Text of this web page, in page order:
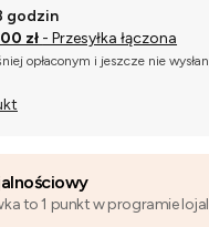
godzin
zł - Przesyłka łączona
opłaconym i jeszcze nie
to 1 punkt w programie